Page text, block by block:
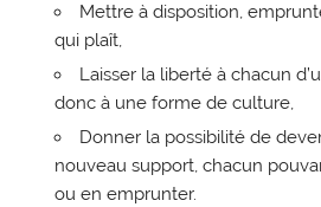
Mettre à disposition,
qui plaît,
Laisser la liberté à chacun
donc à une forme de culture,
Donner la possibilité de
nouveau support, chacun
ou en emprunter.